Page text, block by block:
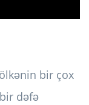
bir çox
dəfə